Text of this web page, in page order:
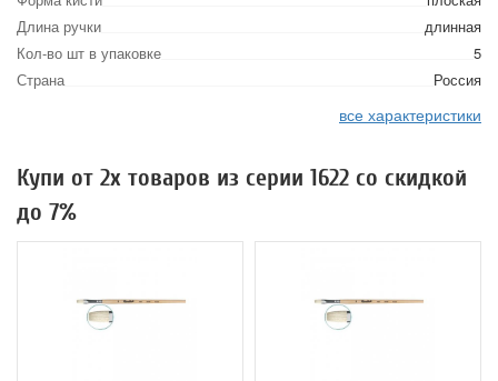
Длина ручки
длинная
Кол-во шт в упаковке
5
Страна
Россия
все характеристики
Купи от 2х товаров из серии 1622 со скидкой
до 7%